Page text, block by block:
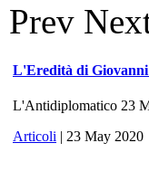
Prev
L'Eredità di Giovanni
L'Antidiplomatico 23
Articoli | 23 May 2020